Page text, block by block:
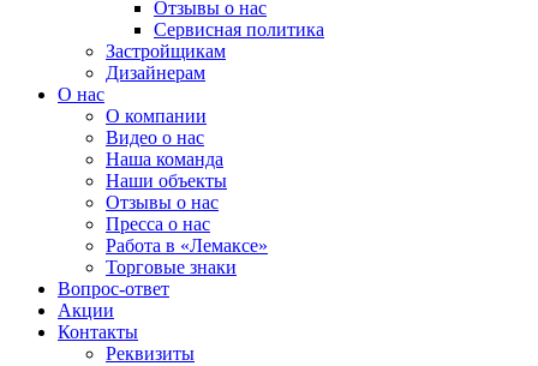
Отзывы о нас
Сервисная политика
Застройщикам
Дизайнерам
О нас
О компании
Видео о нас
Наша команда
Наши объекты
Отзывы о нас
Пресса о нас
Работа в «Лемаксе»
Торговые знаки
Вопрос-ответ
Акции
Контакты
Реквизиты